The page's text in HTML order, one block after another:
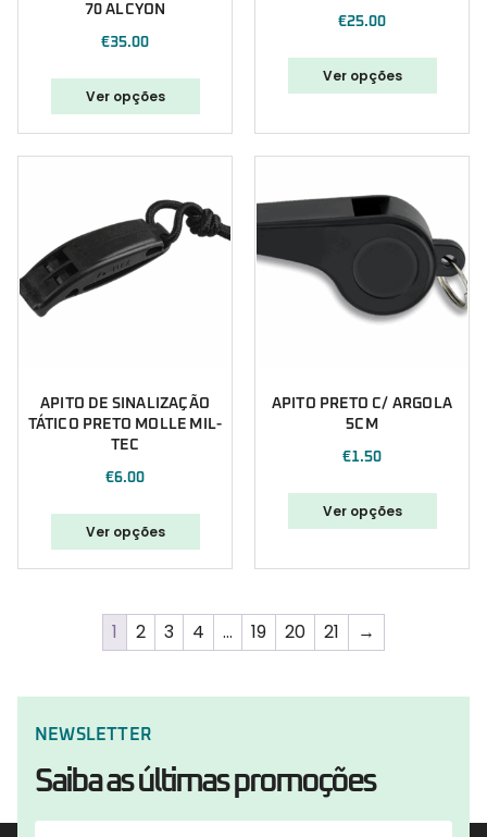
70 ALCYON
€35.00
Ver opções
€25.00
Ver opções
APITO DE SINALIZAÇÃO
TÁTICO PRETO MOLLE MIL-
TEC
€6.00
Ver opções
APITO PRETO C/ ARGOLA
5CM
€1.50
Ver opções
1 2 3 4 … 19 20 21 →
NEWSLETTER
Saiba as últimas promoções